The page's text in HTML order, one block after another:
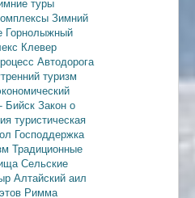
Зимний
Горнолыжный
Клевер
Автодорога
туризм
Бийск Закон о
туристическая
Господдержка
Традиционные
Сельские
Алтайский аил
Римма